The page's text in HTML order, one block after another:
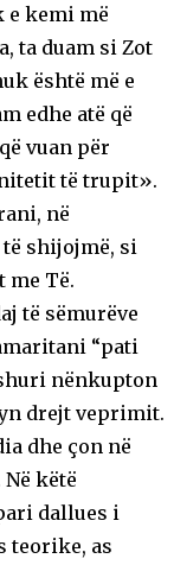
e kemi më
ta duam si Zot
është më e
edhe atë që
vuan për
të trupit».
në
shijojmë, si
me Të.
të sëmurëve
“pati
nënkupton
drejt veprimit.
dhe çon në
këtë
dallues i
teorike, as